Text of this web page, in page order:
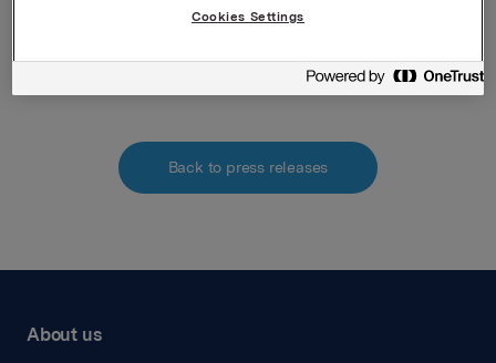
Attachments
Back to press releases
About us
Cookies Settings